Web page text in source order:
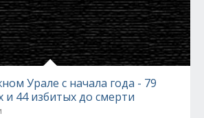
Урале с начала года - 79
и 44 избитых до смерти